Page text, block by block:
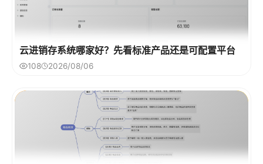
云进销存系统哪家好？先看标准产品还是可配置平台
108 2026/08/06